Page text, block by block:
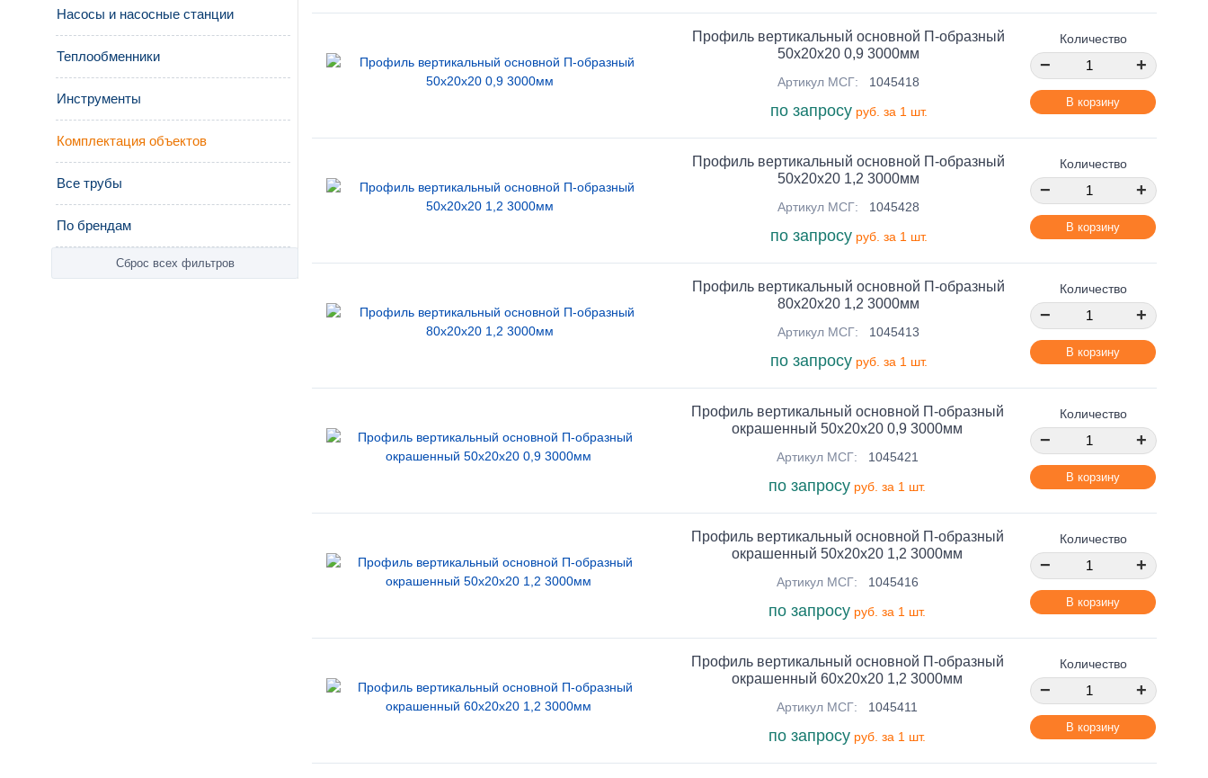
Насосы и насосные станции
Теплообменники
Инструменты
Комплектация объектов
Все трубы
По брендам
Сброс всех фильтров
Профиль вертикальный основной П-образный
50х20х20 0,9 3000мм
Артикул МСГ: 1045418
по запросуруб. за 1 шт.
Количество
− +
В корзину
Профиль вертикальный основной П-образный
50х20х20 1,2 3000мм
Артикул МСГ: 1045428
по запросуруб. за 1 шт.
Количество
− +
В корзину
Профиль вертикальный основной П-образный
80х20х20 1,2 3000мм
Артикул МСГ: 1045413
по запросуруб. за 1 шт.
Количество
− +
В корзину
Профиль вертикальный основной П-образный
окрашенный 50х20х20 0,9 3000мм
Артикул МСГ: 1045421
по запросу руб. за 1 шт.
Количество
− +
В корзину
Профиль вертикальный основной П-образный
окрашенный 50х20х20 1,2 3000мм
Артикул МСГ: 1045416
по запросу руб. за 1 шт.
Количество
− +
В корзину
Профиль вертикальный основной П-образный
окрашенный 60х20х20 1,2 3000мм
Артикул МСГ: 1045411
по запросу руб. за 1 шт.
Количество
− +
В корзину